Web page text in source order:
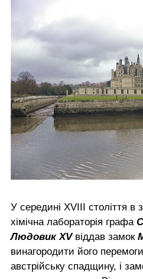
У середині XVIII століття в
хімічна лабораторія графа
Людовик XVвіддав замок
винагородити його
австрійську спадщину, і